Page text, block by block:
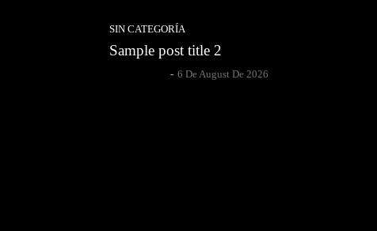
SIN CATEGORÍA
Sample post title 2
- 6 De August De 2026